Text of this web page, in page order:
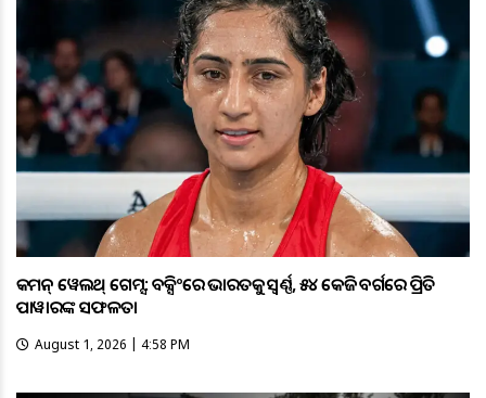
କମନ୍ ୱେଲଥ୍ ଗେମ୍ସ: ବକ୍ସିଂରେ ଭାରତକୁ ସ୍ବର୍ଣ୍ଣ, ୫୪ କେଜି ବର୍ଗରେ ପ୍ରିତି
ପାୱାରଙ୍କ ସଫଳତା
August 1, 2026 | 4:58 PM